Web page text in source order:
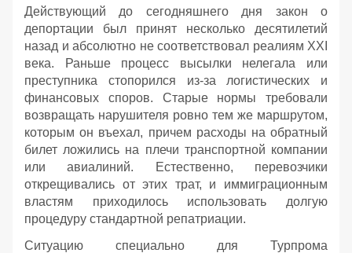
Действующий до сегодняшнего дня закон о
депортации был принят несколько десятилетий
назад и абсолютно не соответствовал реалиям XXI
века. Раньше процесс высылки нелегала или
преступника стопорился из-за логистических и
финансовых споров. Старые нормы требовали
возвращать нарушителя ровно тем же маршрутом,
которым он въехал, причем расходы на обратный
билет ложились на плечи транспортной компании
или авиалиний. Естественно, перевозчики
открещивались от этих трат, и иммиграционным
властям приходилось использовать долгую
процедуру стандартной репатриации.
Ситуацию специально для Турпрома